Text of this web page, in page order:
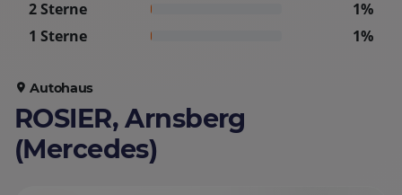
2 Sterne
1%
1 Sterne
1%
Autohaus
ROSIER, Arnsberg
(Mercedes)